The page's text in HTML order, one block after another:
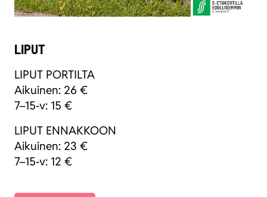
LIPUT
LIPUT PORTILTA
Aikui­nen: 26 €
7–15‑v: 15 €
LIPUT ENNAKKOON
Aikui­nen: 23 €
7–15‑v: 12 €